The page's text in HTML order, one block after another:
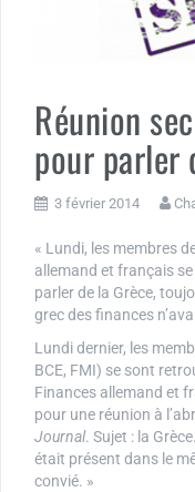
Réunion
pour parler
3 février 2014
« Lundi, les membres
allemand et français
parler de la Grèce,
grec des finances
Lundi dernier, les
BCE, FMI) se sont
Finances allemand et
pour une réunion à
Journal. Sujet : la
était présent dans le
convié. »